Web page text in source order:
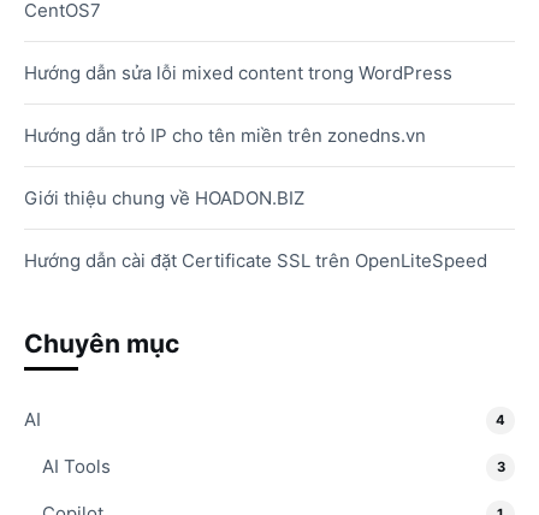
CentOS7
Hướng dẫn sửa lỗi mixed content trong WordPress
Hướng dẫn trỏ IP cho tên miền trên zonedns.vn
Giới thiệu chung về HOADON.BIZ
Hướng dẫn cài đặt Certificate SSL trên OpenLiteSpeed
Chuyên mục
AI 4
AI Tools 3